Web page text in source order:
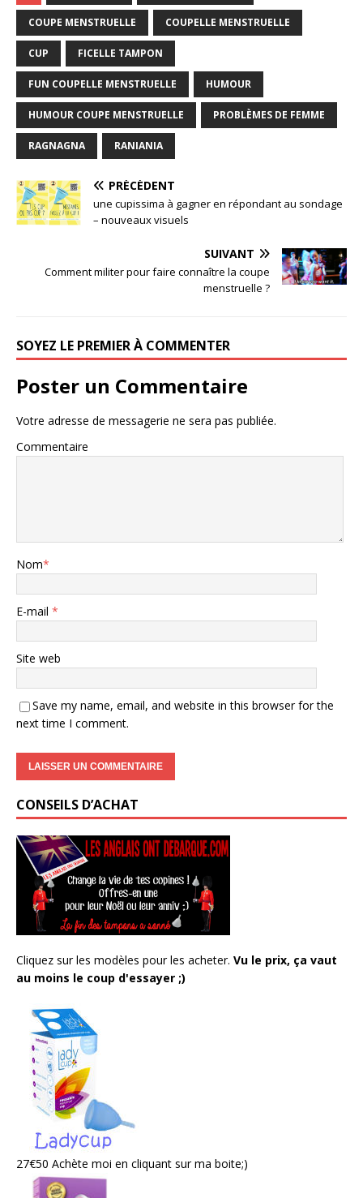
COUPE MENSTRUELLE COUPELLE MENSTRUELLE
CUP FICELLE TAMPON
FUN COUPELLE MENSTRUELLE HUMOUR
HUMOUR COUPE MENSTRUELLE PROBLÈMES DE FEMME
RAGNAGNA RANIANIA
PRÉCÉDENT
une cupissima à gagner en répondant au sondage
– nouveaux visuels
SUIVANT
Comment militer pour faire connaître la coupe
menstruelle ?
SOYEZ LE PREMIER À COMMENTER
Poster un Commentaire
Votre adresse de messagerie ne sera pas publiée.
Commentaire
Nom*
E-mail *
Site web
Save my name, email, and website in this browser for the
next time I comment.
CONSEILS D’ACHAT
Cliquez sur les modèles pour les acheter. Vu le prix, ça vaut
au moins le coup d'essayer ;)
27€50 Achète moi en cliquant sur ma boite;)